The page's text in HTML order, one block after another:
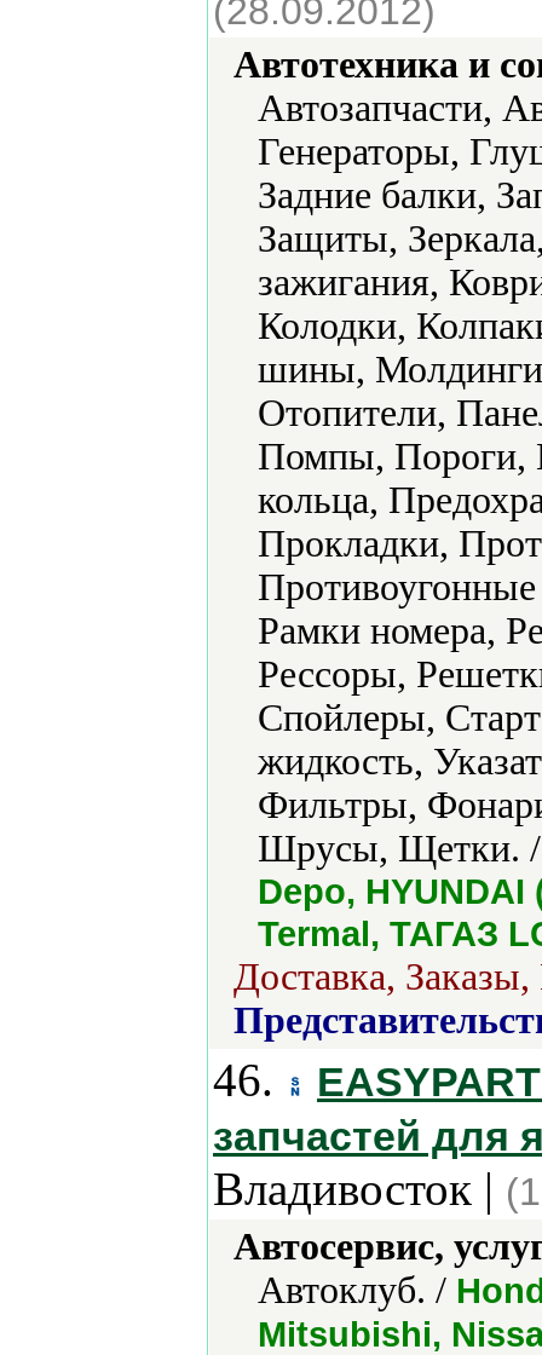
(28.09.2012)
Автотехника и
Автозапчасти,
Генераторы,
Задние балки,
Защиты,
зажигания,
Колодки,
шины,
Отопители,
Помпы, Пороги,
кольца,
Прокладки,
Рамки номера,
Рессоры,
Спойлеры,
жидкость,
Фильтры,
Шрусы, Щетки.
Depo,
Termal, ТАГАЗ
Доставка,
46.
запчастей для
Владивосток |
Автосервис,
Автоклуб. /
Mitsubishi,